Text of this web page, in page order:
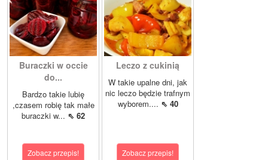
Buraczki w occie
do...
Bardzo takie lubię
,czasem robię tak małe
buraczki w... ⇖ 62
Zobacz przepis!
Leczo z cukinią
W takie upalne dni, jak
nic leczo będzie trafnym
wyborem.... ⇖ 40
Zobacz przepis!